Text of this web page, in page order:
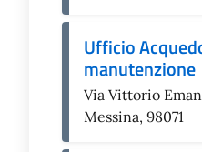
Ufficio
manutenzione
Via Vittorio
Messina, 98071